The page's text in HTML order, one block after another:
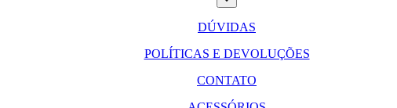
DÚVIDAS
POLÍTICAS E DEVOLUÇÕES
CONTATO